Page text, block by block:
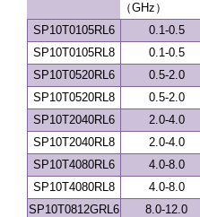
（GHz）
SP10T0105RL6
0.1-0.5
SP10T0105RL8
0.1-0.5
SP10T0520RL6
0.5-2.0
SP10T0520RL8
0.5-2.0
SP10T2040RL6
2.0-4.0
SP10T2040RL8
2.0-4.0
SP10T4080RL6
4.0-8.0
SP10T4080RL8
4.0-8.0
SP10T0812GRL6
8.0-12.0